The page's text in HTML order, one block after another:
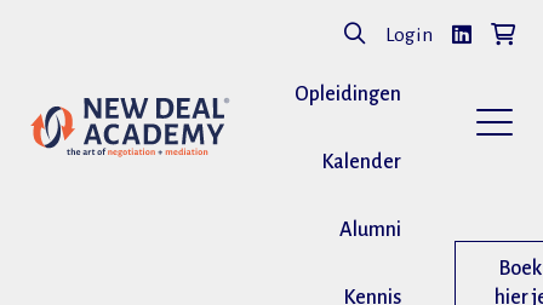
Login
Opleidingen
Kalender
Alumni
Kennis
Boek
hier